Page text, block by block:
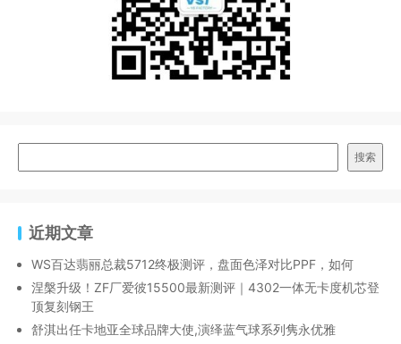
搜索
近期文章
WS百达翡丽总裁5712终极测评，盘面色泽对比PPF，如何
涅槃升级！ZF厂爱彼15500最新测评｜4302一体无卡度机芯登
顶复刻钢王
舒淇出任卡地亚全球品牌大使,演绎蓝气球系列隽永优雅